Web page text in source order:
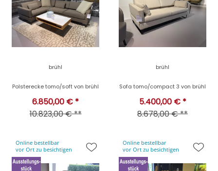
brühl
Polsterecke tomo/soft von brühl
6.850,00 € *
10.823,00 € **
brühl
Sofa tomo/compact 3 von brühl
5.400,00 € *
8.678,00 € **
Online bestellbar
vor Ort zu besichtigen
Online bestellbar
vor Ort zu besichtigen